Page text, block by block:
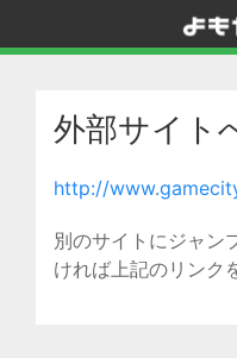
外部サイト
http://
別のサイトにジャン
ければ上記のリンク